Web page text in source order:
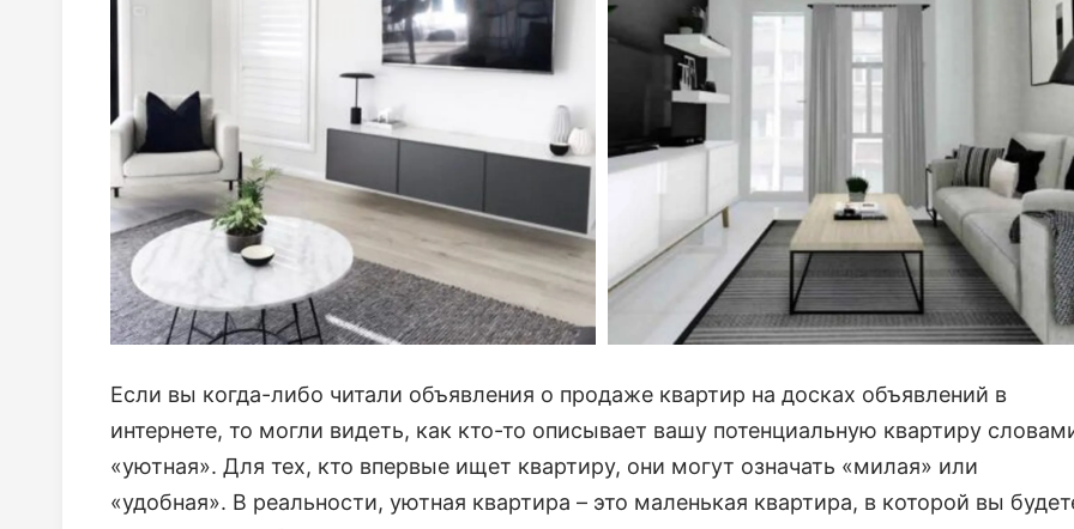
Если вы когда-либо читали объявления о продаже квартир на досках объявлений в
интернете, то могли видеть, как кто-то описывает вашу потенциальную квартиру
«уютная». Для тех, кто впервые ищет квартиру, они могут означать «милая» или
«удобная». В реальности, уютная квартира – это маленькая квартира, в которой вы